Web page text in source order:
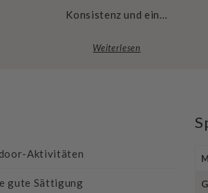
Konsistenz und ein…
Weiterlesen
Aktivitäten
gute Sättigung